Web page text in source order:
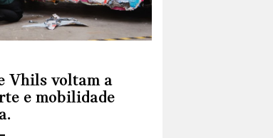
Vhils voltam a
e mobilidade